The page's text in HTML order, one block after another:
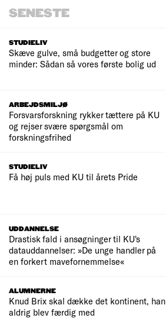
SENESTE
STUDIELIV
Skæve gulve, små budgetter og store
minder: Sådan så vores første bolig ud
ARBEJDSMILJØ
Forsvarsforskning rykker tættere på KU
og rejser svære spørgsmål om
forskningsfrihed
STUDIELIV
Få høj puls med KU til årets Pride
UDDANNELSE
Drastisk fald i ansøgninger til KU's
datauddannelser: »De unge handler på
en forkert mavefornemmelse«
ALUMNERNE
Knud Brix skal dække det kontinent, han
aldrig blev færdig med